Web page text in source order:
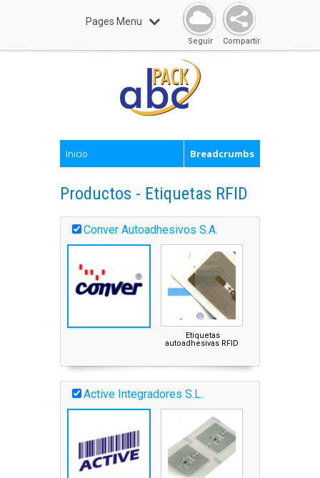
Pages Menu
Compartir
Seguir
Inicio Breadcrumbs
Productos - Etiquetas RFID
Conver Autoadhesivos S.A.
Etiquetas
autoadhesivas RFID
Active Integradores S.L.